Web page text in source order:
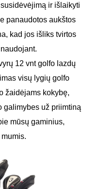
ir išlaikyti
panaudotos aukštos
kad jos išliks tvirtos
12 vnt golfo lazdų
visų lygių golfo
žaidėjams kokybę,
galimybes už priimtiną
mūsų gaminius,